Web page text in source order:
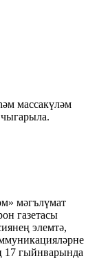
массакүләм
мәгълүмат
газетасы
элемтә,
17 гыйнварында